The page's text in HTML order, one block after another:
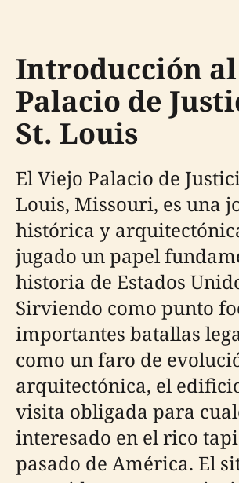
Introducción
Palacio de
St. Louis
El Viejo Palacio de
Louis, Missouri, es una
histórica y
jugado un papel
historia de Estados
Sirviendo como punto
importantes batallas
como un faro de
arquitectónica, el
visita obligada para
interesado en el rico
pasado de América. El